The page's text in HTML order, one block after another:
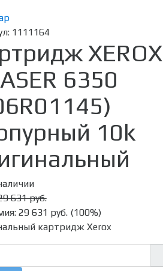
1111164
XEROX
6350
10k
631 руб.
29 631 руб.(100%)
картридж Xerox